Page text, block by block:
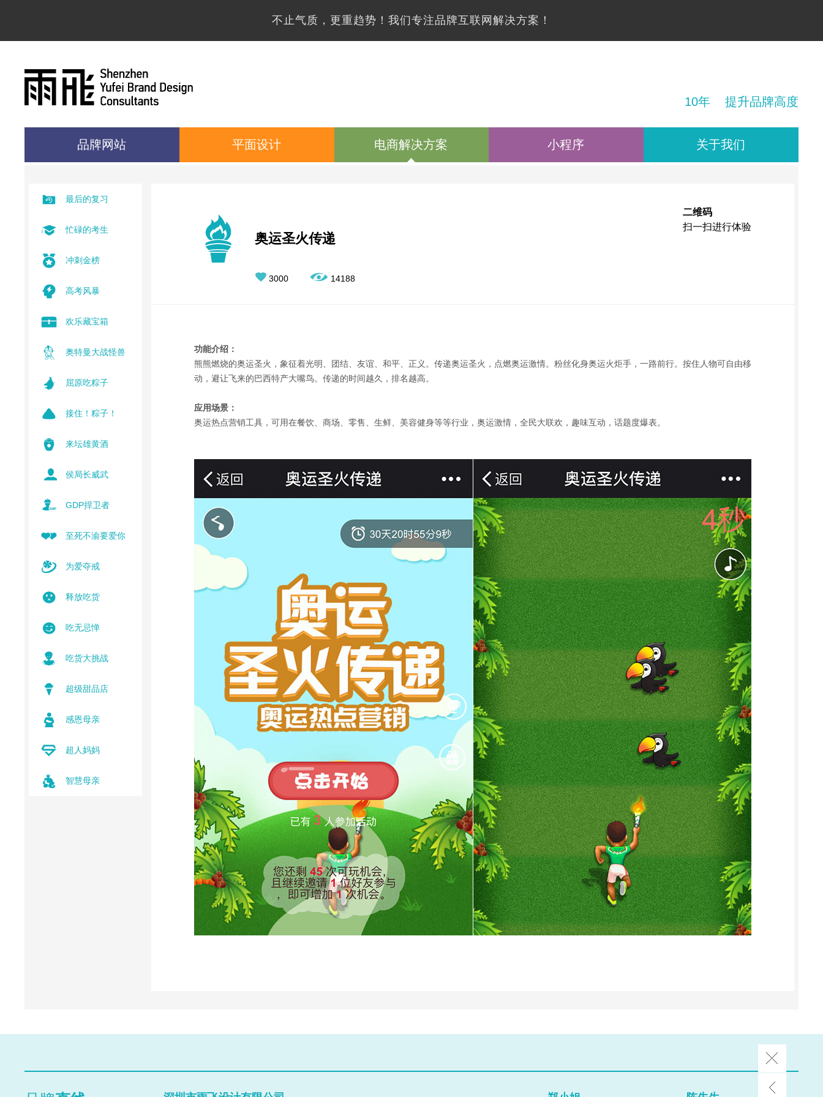
不止气质，更重趋势！我们专注品牌互联网解决方案！
10年 提升品牌高度
品牌网站 平面设计 电商解决方案 小程序 关于我们
最后的复习
忙碌的考生
冲刺金榜
高考风暴
欢乐藏宝箱
奥特曼大战怪兽
屈原吃粽子
接住！粽子！
来坛雄黄酒
侯局长威武
GDP捍卫者
至死不渝要爱你
为爱夺戒
释放吃货
吃无忌惮
吃货大挑战
超级甜品店
感恩母亲
超人妈妈
智慧母亲
奥运圣火传递
3000 14188
二维码
扫一扫进行体验
功能介绍：
熊熊燃烧的奥运圣火，象征着光明、团结、友谊、和平、正义。传递奥运圣火，点燃奥运激情。粉丝化身奥运火炬手，一路前行。按住人物可自由移
动，避让飞来的巴西特产大嘴鸟。传递的时间越久，排名越高。
应用场景：
奥运热点营销工具，可用在餐饮、商场、零售、生鲜、美容健身等等行业，奥运激情，全民大联欢，趣味互动，话题度爆表。